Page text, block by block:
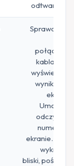
odtwarzanie
Sprawdzenie
połączenia
kabla UTP i
wyświetlenie
wyników na
ekranie.
Umożliwia
odczytanie
numeru na
ekranie. Może
wykrywać
bliski, pośredni i